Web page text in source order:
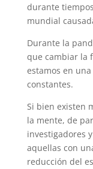
durante
mundial
Durante la
que cambiar la
estamos en
constantes.
Si bien existen
la mente, de
investigadores
aquellas con
reducción del